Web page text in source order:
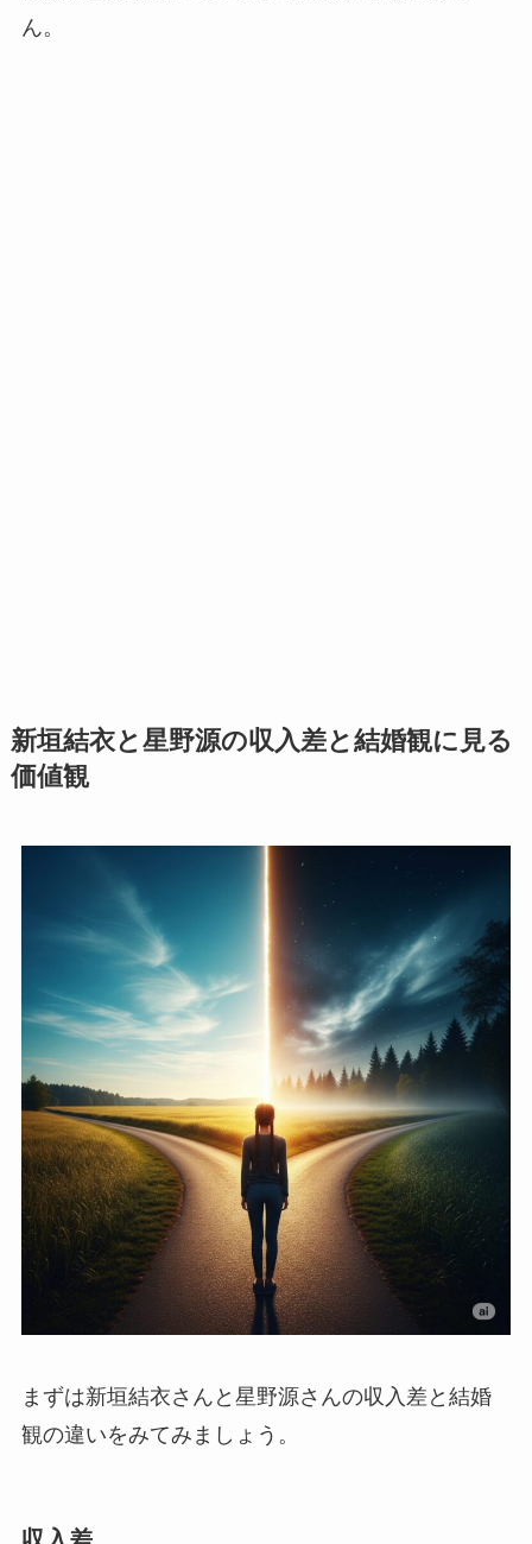
ん。
新垣結衣と星野源の収入差と結婚観に見る
価値観
まずは新垣結衣さんと星野源さんの収入差と結婚
観の違いをみてみましょう。